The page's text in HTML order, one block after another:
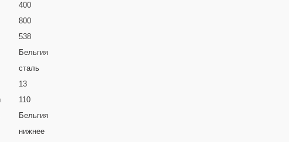
400
800
538
Бельгия
сталь
13
110
Бельгия
нижнее